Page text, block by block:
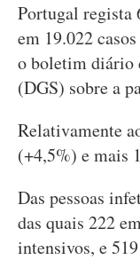
Portugal regista
em 19.022
o boletim diário
(DGS) sobre a
Relativamente
(+4,5%) e mais
Das pessoas
das quais 222
intensivos, e